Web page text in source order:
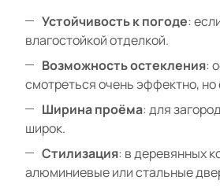
Устойчивость к погоде:
влагостойкой отделкой.
Возможность остекления:
смотреться очень эффектно,
Ширина проёма: для
широк.
Стилизация: в деревянных
алюминиевые или стальные